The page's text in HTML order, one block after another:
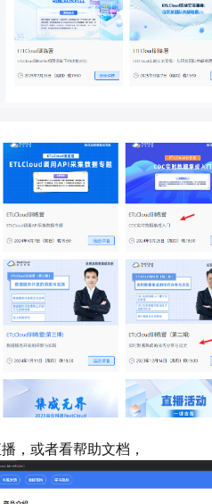
，或者看帮助文档，